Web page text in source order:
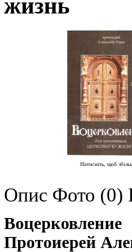
жизнь
Натисніть, щоб
Опис Фото (0)
Протоиерей